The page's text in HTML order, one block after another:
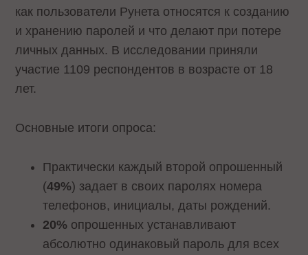
как пользователи Рунета относятся к созданию
и хранению паролей и что делают при потере
личных данных. В исследовании приняли
участие 1109 респондентов в возрасте от 18
лет.
Основные итоги опроса:
Практически каждый второй опрошенный
(49%) задает в своих паролях номера
телефонов, инициалы, даты рождений.
20% опрошенных устанавливают
абсолютно одинаковый пароль для всех